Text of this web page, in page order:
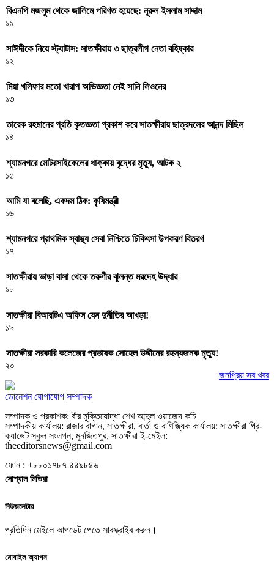
বিএনপি মজলুম থেকে জালিমে পরিণত হয়েছে: নূরুল ইসলাম সাদ্দাম
১১
সাঈদীকে নিয়ে স্ট্যাটাস: সাতক্ষীরায় ৩ ছাত্রলীগ নেতা বহিষ্কার
১২
মিয়া খলিফার মতো খারাপ অভিজ্ঞতা নেই সানি লিওনের
১৩
তারেক রহমানের প্রতি কৃতজ্ঞতা প্রকাশ করে সাতক্ষীরায় ছাত্রদলের আনন্দ মিছিল
১৪
শ্যামনগরে মোটরসাইকেলের ধাক্কায় বৃদ্ধের মৃত্যু, আটক ২
১৫
আমি যা বলেছি, একদম ঠিক: কৃষিমন্ত্রী
১৬
শ্যামনগরে প্রাথমিক স্বাস্থ্য সেবা নিশ্চিতে চিকিৎসা উপকরণ বিতরণ
১৭
সাতক্ষীরায় ভাড়া বাসা থেকে তরুণীর ঝুলন্ত মরদেহ উদ্ধার
১৮
সাতক্ষীরা বিআরটিএ অফিস যেন দুর্নীতির আখড়া!
১৯
সাতক্ষীরা সরকারি কলেজের প্রভাষক সোহেল উদ্দীনের রহস্যজনক মৃত্যু!
২০
জনপ্রিয় সব খবর
ডোনেশন যোগাযোগ সম্পাদক
সম্পাদক ও প্রকাশক: বীর মুক্তিযোদ্ধা শেখ আব্দুল ওয়াজেদ কচি
সম্পাদকীয় কার্যালয়: রাজার বাগান, সাতক্ষীরা, বার্তা ও বাণিজ্যিক কার্যালয়: সাতক্ষীরা প্রি-
ক্যাডেট স্কুল সংলগ্ন, মুনজিতপুর, সাতক্ষীরা ই-মেইল:
theeditorsnews@gmail.com
ফোন : +৮৮০১৭৮৭ ৪৪৯৮৪৬
সোশ্যাল মিডিয়া
নিউজলেটার
প্রতিদিন মেইলে আপডেট পেতে সাবস্ক্রাইব করুন।
মোবাইল অ্যাপস